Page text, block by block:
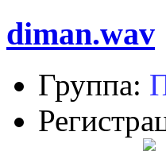
diman.wav
Группа: